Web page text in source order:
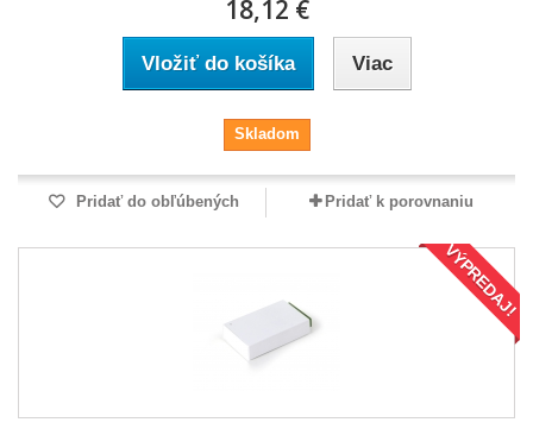
18,12 €
Vložiť do košíka Viac
Skladom
Pridať do obľúbených Pridať k porovnaniu
VÝPREDAJ!